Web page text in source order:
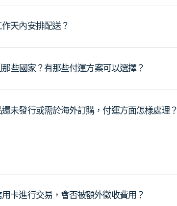
天內安排配送？
些國家？有那些付運方案可以選擇？
未發行或需於海外訂購，付運方面怎樣處理？
卡進行交易，會否被額外徵收費用？